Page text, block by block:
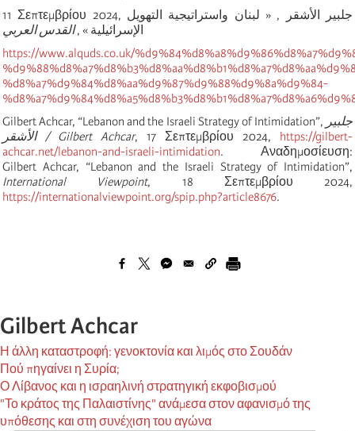
11 Σεπτεμβρίου 2024, جلبير الأشقر , « لبنان واستراتيجية التهويل
الإسرائيلية » ,القدس العربي
https://www.alquds.co.uk/
%d8%a7%d9%84%d8%aa%d9%87%d9%88%d9%8a%d9%84-
Gilbert Achcar, “Lebanon and the Israeli Strategy of Intimidation”, جلبير
الأشقر / Gilbert Achcar, 17 Σεπτεμβρίου 2024, https://gilbert-
achcar.net/lebanon-and-israeli-intimidation. Αναδημοσίευση:
Gilbert Achcar, “Lebanon and the Israeli Strategy of Intimidation”,
International Viewpoint, 18 Σεπτεμβρίου 2024,
https://internationalviewpoint.org/spip.php?article8676.
Gilbert Achcar
Η άλλη καταστροφή: γενοκτονία και λιμός στο Σουδάν
Πού πηγαίνει η Συρία;
Ο Λίβανος και η ισραηλινή στρατηγική εκφοβισμού
"Το κράτος της Παλαιστίνης" ανάμεσα στον αφανισμό της
υπόθεσης και στη συνέχιση του αγώνα